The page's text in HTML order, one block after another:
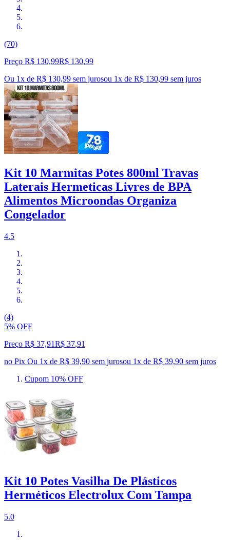
(70)
Preço R$ 130,99R$ 130,99
Ou 1x de R$ 130,99 sem jurosou 1x de R$ 130,99 sem juros
Kit 10 Marmitas Potes 800ml Travas
Laterais Hermeticas Livres de BPA
Alimentos Microondas Organiza
Congelador
4.5
(4)
5% OFF
Preço R$ 37,91R$ 37,91
no Pix Ou 1x de R$ 39,90 sem jurosou 1x de R$ 39,90 sem juros
Cupom 10% OFF
Kit 10 Potes Vasilha De Plásticos
Herméticos Electrolux Com Tampa
5.0